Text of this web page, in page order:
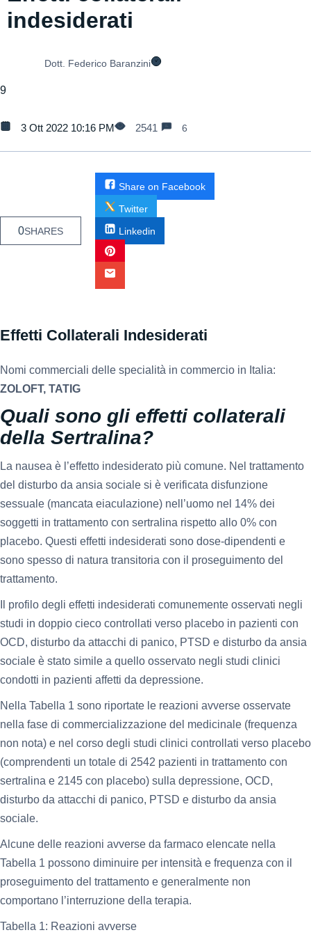
indesiderati
Dott. Federico Baranzini
9
3 Ott 2022 10:16 PM 2541 6
0SHARES
Share on Facebook
Twitter
Linkedin
Effetti Collaterali Indesiderati
Nomi commerciali delle specialità in commercio in Italia:
ZOLOFT, TATIG
Quali sono gli effetti collaterali
della Sertralina?
La nausea è l’effetto indesiderato più comune. Nel trattamento
del disturbo da ansia sociale si è verificata disfunzione
sessuale (mancata eiaculazione) nell’uomo nel 14% dei
soggetti in trattamento con sertralina rispetto allo 0% con
placebo. Questi effetti indesiderati sono dose-dipendenti e
sono spesso di natura transitoria con il proseguimento del
trattamento.
Il profilo degli effetti indesiderati comunemente osservati negli
studi in doppio cieco controllati verso placebo in pazienti con
OCD, disturbo da attacchi di panico, PTSD e disturbo da ansia
sociale è stato simile a quello osservato negli studi clinici
condotti in pazienti affetti da depressione.
Nella Tabella 1 sono riportate le reazioni avverse osservate
nella fase di commercializzazione del medicinale (frequenza
non nota) e nel corso degli studi clinici controllati verso placebo
(comprendenti un totale di 2542 pazienti in trattamento con
sertralina e 2145 con placebo) sulla depressione, OCD,
disturbo da attacchi di panico, PTSD e disturbo da ansia
sociale.
Alcune delle reazioni avverse da farmaco elencate nella
Tabella 1 possono diminuire per intensità e frequenza con il
proseguimento del trattamento e generalmente non
comportano l’interruzione della terapia.
Tabella 1: Reazioni avverse